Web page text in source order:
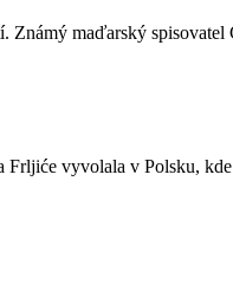
maďarský
vyvolala v Polsku,